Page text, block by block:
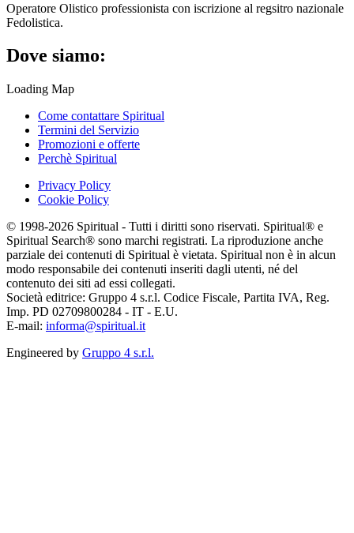
Operatore Olistico professionista con iscrizione al regsitro nazionale
Fedolistica.
Dove siamo:
Loading Map
Come contattare Spiritual
Termini del Servizio
Promozioni e offerte
Perchè Spiritual
Privacy Policy
Cookie Policy
© 1998-2026 Spiritual - Tutti i diritti sono riservati. Spiritual® e
Spiritual Search® sono marchi registrati. La riproduzione anche
parziale dei contenuti di Spiritual è vietata. Spiritual non è in alcun
modo responsabile dei contenuti inseriti dagli utenti, né del
contenuto dei siti ad essi collegati.
Società editrice: Gruppo 4 s.r.l. Codice Fiscale, Partita IVA, Reg.
Imp. PD 02709800284 - IT - E.U.
E-mail: informa@spiritual.it
Engineered by Gruppo 4 s.r.l.